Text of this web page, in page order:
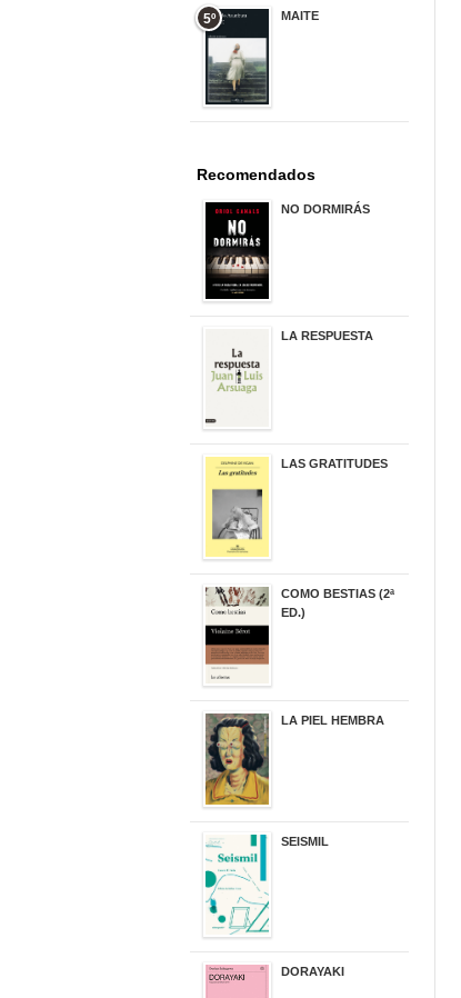
5º MAITE
Recomendados
NO DORMIRÁS
LA RESPUESTA
LAS GRATITUDES
COMO BESTIAS (2ª
ED.)
LA PIEL HEMBRA
SEISMIL
DORAYAKI